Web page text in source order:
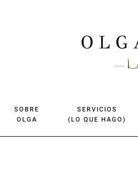
SOBRE
OLGA
SERVICIOS
(LO QUE HAGO)